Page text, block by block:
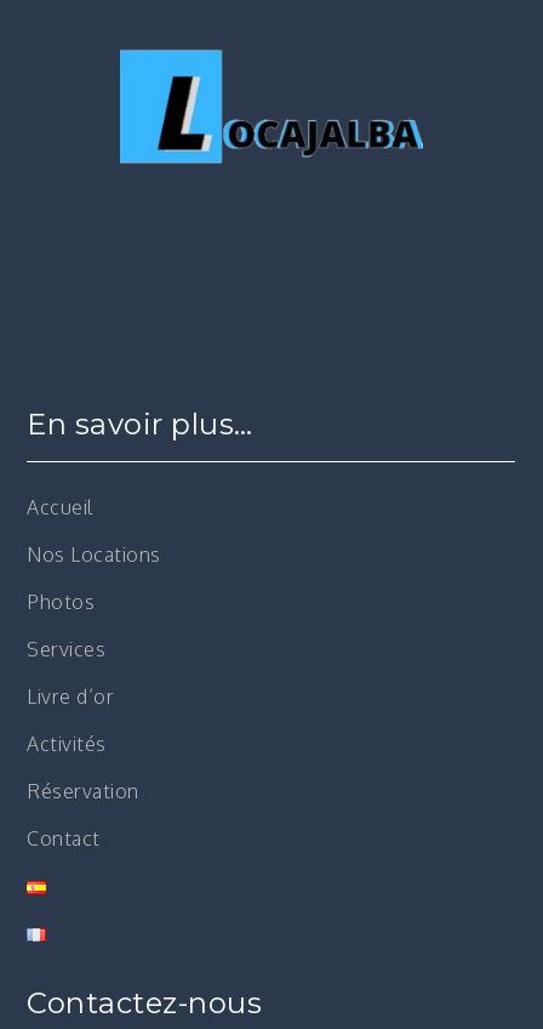
En savoir plus…
Accueil
Nos Locations
Photos
Services
Livre d’or
Activités
Réservation
Contact
Contactez-nous